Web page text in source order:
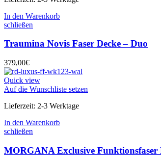
In den Warenkorb
schließen
Traumina Novis Faser Decke – Duo
379,00€
Quick view
Auf die Wunschliste setzen
Lieferzeit: 2-3 Werktage
In den Warenkorb
schließen
MORGANA Exclusive Funktionsfaser